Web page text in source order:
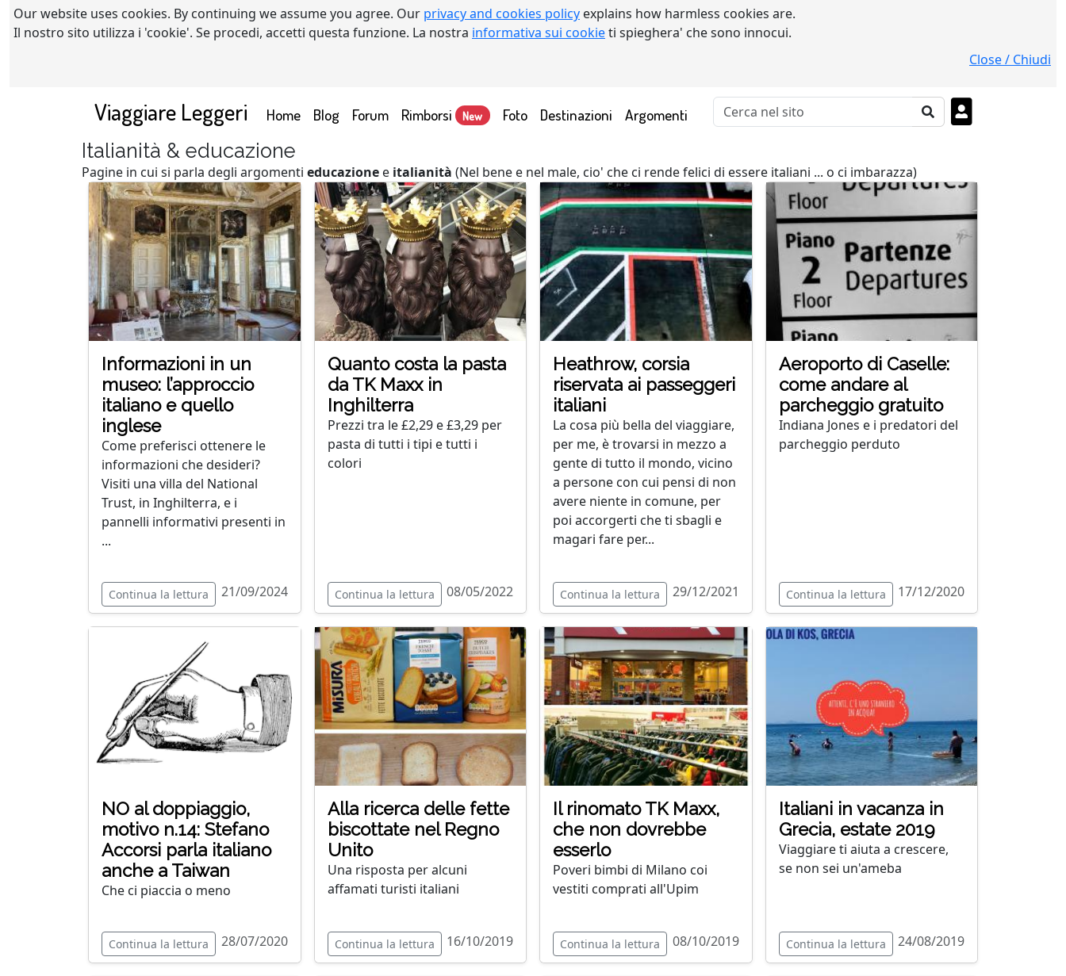
Our website uses cookies. By continuing we assume you agree. Our privacy and cookies policy explains how harmless cookies are.
Il nostro sito utilizza i 'cookie'. Se procedi, accetti questa funzione. La nostra informativa sui cookieti spieghera' che sono innocui.
Close / Chiudi
Viaggiare Leggeri Home(current)
Blog Forum Rimborsi New Foto Destinazioni Argomenti
Italianità & educazione
Pagine in cui si parla degli argomenti educazione e italianità (Nel bene e nel male, cio' che ci rende felici di essere italiani ... o ci imbarazza)
Informazioni in un
museo: l’approccio
italiano e quello
inglese
Come preferisci ottenere le
informazioni che desideri?
Visiti una villa del National
Trust, in Inghilterra, e i
pannelli informativi presenti in
...
Continua la lettura 21/09/2024
Quanto costa la pasta
da TK Maxx in
Inghilterra
Prezzi tra le £2,29 e £3,29 per
pasta di tutti i tipi e tutti i
colori
Continua la lettura 08/05/2022
Heathrow, corsia
riservata ai passeggeri
italiani
La cosa più bella del viaggiare,
per me, è trovarsi in mezzo a
gente di tutto il mondo, vicino
a persone con cui pensi di non
avere niente in comune, per
poi accorgerti che ti sbagli e
magari fare per...
Continua la lettura 29/12/2021
Aeroporto di Caselle:
come andare al
parcheggio gratuito
Indiana Jones e i predatori del
parcheggio perduto
Continua la lettura 17/12/2020
NO al doppiaggio,
motivo n.14: Stefano
Accorsi parla italiano
anche a Taiwan
Che ci piaccia o meno
Continua la lettura 28/07/2020
Alla ricerca delle fette
biscottate nel Regno
Unito
Una risposta per alcuni
affamati turisti italiani
Continua la lettura 16/10/2019
Il rinomato TK Maxx,
che non dovrebbe
esserlo
Poveri bimbi di Milano coi
vestiti comprati all'Upim
Continua la lettura 08/10/2019
Italiani in vacanza in
Grecia, estate 2019
Viaggiare ti aiuta a crescere,
se non sei un'ameba
Continua la lettura 24/08/2019